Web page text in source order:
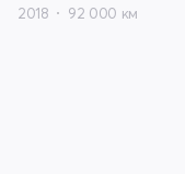
2018 92 000 км